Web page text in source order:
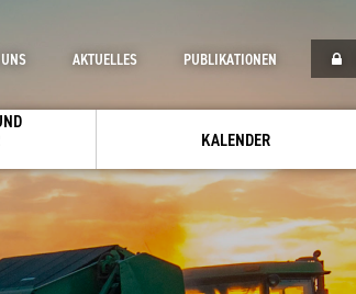
KALENDER
AKTUELLES PUBLIKATIONEN